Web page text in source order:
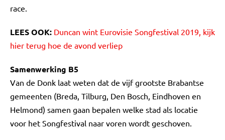
race.
LEES OOK: Duncan wint Eurovisie Songfestival 2019, kijk
hier terug hoe de avond verliep
Samenwerking B5
Van de Donk laat weten dat de vijf grootste Brabantse
gemeenten (Breda, Tilburg, Den Bosch, Eindhoven en
Helmond) samen gaan bepalen welke stad als locatie
voor het Songfestival naar voren wordt geschoven.